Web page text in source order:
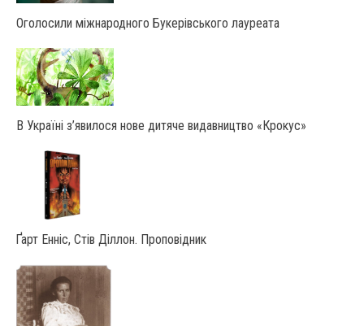
Оголосили міжнародного Букерівського лауреата
В Україні з’явилося нове дитяче видавництво «Крокус»
Ґарт Енніс, Стів Діллон. Проповідник